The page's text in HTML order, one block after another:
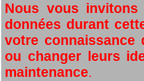
Nous vous
données durant
votre connaissance
ou changer leurs
maintenance.